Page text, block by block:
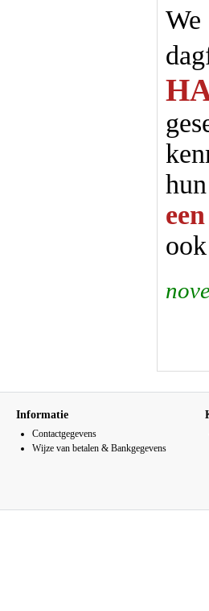
Informatie
Contactgegevens
Wijze van betalen & Bankgegevens